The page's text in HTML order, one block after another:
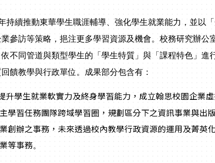
續推動東華學生職涯輔導、強化學生就業能力，並以
參訪等策略，挹注更多學習資源及機會。校務研究辦
不同管道與類型學生的「學生特質」與「課程特色」
饋教學與行政單位。成果部分包含有：
升學生就業軟實力及終身學習能力，成立翰思校園企業
學習任務團隊跨域學習圈，規劃區分下之資訊事業與出
創辦之事務，未來透過校內教學行政資源的運用及菁英
等事務。